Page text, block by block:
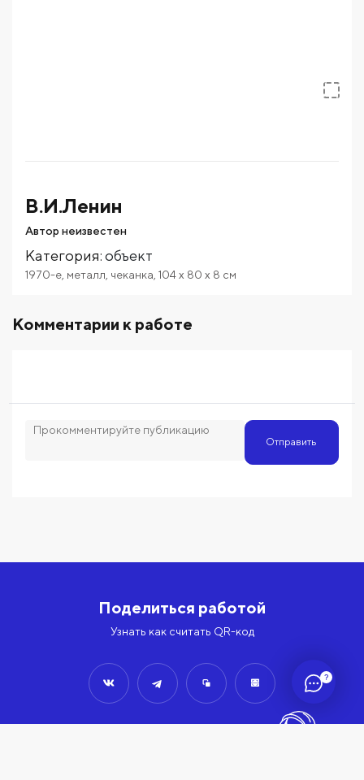
?
В.И.Ленин
Автор неизвестен
Категория:объект
1970-е металл чеканка 104x 80 x 8 см
Комментарии к работе
Отправить
Поделиться работой
Узнать как считать QR-код